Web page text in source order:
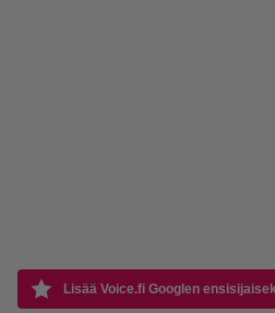
Lisää Voice.fi Googlen